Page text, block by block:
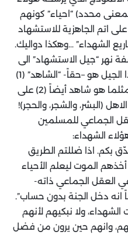
محدد) “احياء” كونهم
اتم الجاهزية للاستشهاد
الشهداء” …وهكذا دواليك.
نهر “جيل الاستشهاد” الى
ضفة “الجيل الشاهد” نلحظ أن هذا الجيل هو –حقاً- “الشاهد” (1)
على عطاء الشهداء الذين ارتقوا، مثلما هو شاهد أيضاً (2) على
(البشر، والشجر، والحجر)!
الجماعي للمسلمين
الشهداء:
بكم. اذا ضللتم الطريق
الموت ليعلم الأحياء
العقل الجماعي ذاته-
انه دخل الجنة بدون حساب”.
ولا نبكيهم لأنهم
وانهم حين يرون من فضل